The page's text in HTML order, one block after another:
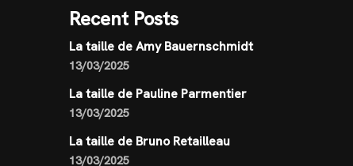
Recent Posts
La taille de Amy Bauernschmidt
13/03/2025
La taille de Pauline Parmentier
13/03/2025
La taille de Bruno Retailleau
13/03/2025